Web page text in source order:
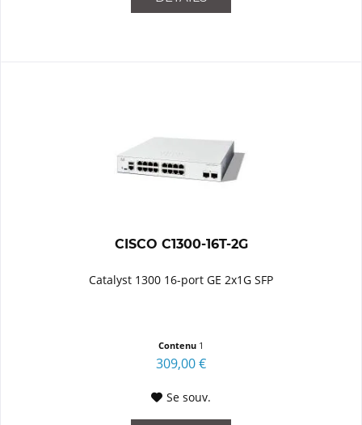
CISCO C1300-16T-2G
Catalyst 1300 16-port GE 2x1G SFP
Contenu 1
309,00 €
Se souv.